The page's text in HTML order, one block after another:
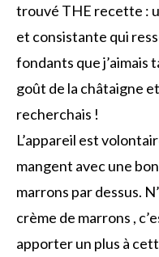
trouvé THE recette :
et consistante qui
fondants que j’aimais
goût de la châtaigne
recherchais !
L’appareil est
mangent avec une
marrons par dessus.
crème de marrons ,
apporter un plus à